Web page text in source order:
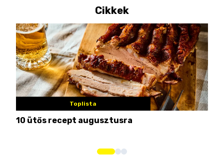
Cikkek
Toplista
10 ütős recept augusztusra